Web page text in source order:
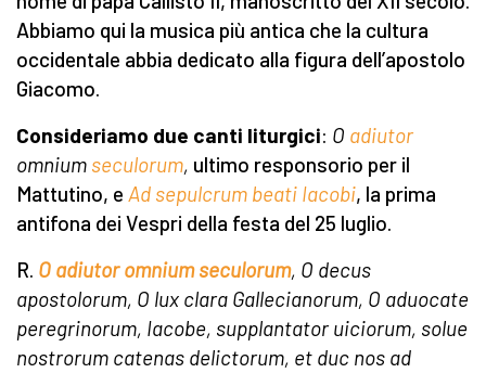
Abbiamo qui la musica più antica che la cultura
occidentale abbia dedicato alla figura dell’apostolo
Giacomo.
Consideriamo due canti liturgici: O adiutor
omnium seculorum, ultimo responsorio per il
Mattutino, e Ad sepulcrum beati Iacobi, la prima
antifona dei Vespri della festa del 25 luglio.
R. O adiutor omnium seculorum, O decus
apostolorum, O lux clara Gallecianorum, O aduocate
peregrinorum, Iacobe, supplantatoruiciorum, solue
nostrorum catenas delictorum, et duc nos ad